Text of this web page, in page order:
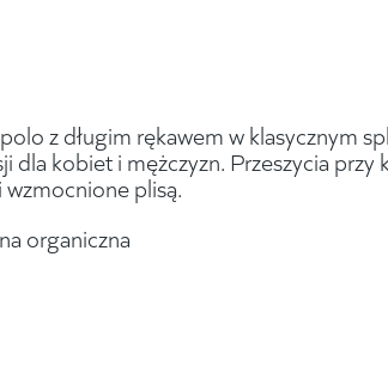
z długim rękawem w klasycznym
dla kobiet i mężczyzn. Przeszycia przy
plisą.
organiczna